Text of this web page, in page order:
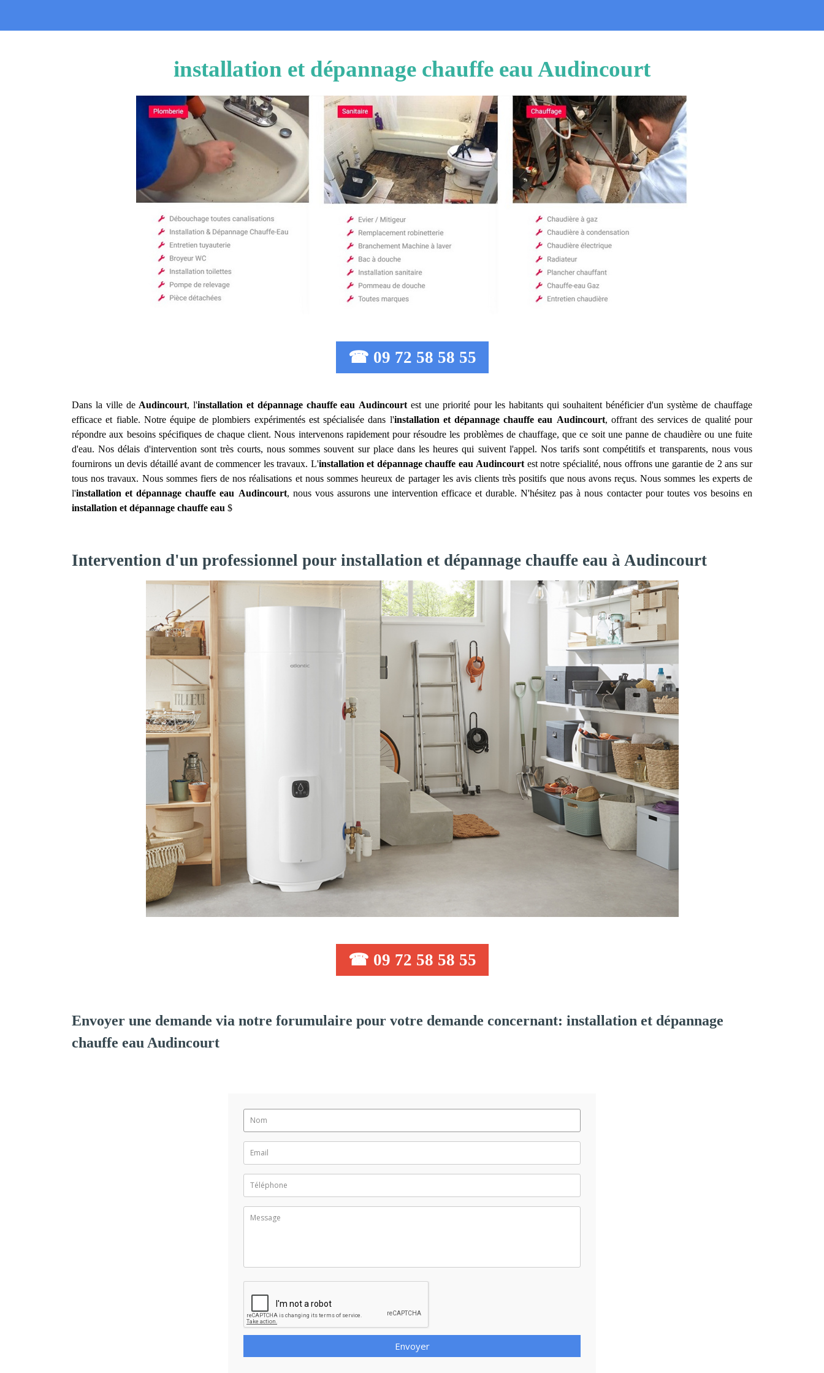
installation et dépannage chauffe eau Audincourt
☎ 09 72 58 58 55
Dans la ville de Audincourt, l'installation et dépannage chauffe eau Audincourt est une priorité pour les habitants qui souhaitent bénéficier d'un système de chauffage
efficace et fiable. Notre équipe de plombiers expérimentés est spécialisée dans l'installation et dépannage chauffe eau Audincourt, offrant des services de qualité pour
répondre aux besoins spécifiques de chaque client. Nous intervenons rapidement pour résoudre les problèmes de chauffage, que ce soit une panne de chaudière ou une fuite
d'eau. Nos délais d'intervention sont très courts, nous sommes souvent sur place dans les heures qui suivent l'appel. Nos tarifs sont compétitifs et transparents, nous vous
fournirons un devis détaillé avant de commencer les travaux. L'installation et dépannage chauffe eau Audincourt est notre spécialité, nous offrons une garantie de 2 ans sur
tous nos travaux. Nous sommes fiers de nos réalisations et nous sommes heureux de partager les avis clients très positifs que nous avons reçus. Nous sommes les experts de
l'installation et dépannage chauffe eau Audincourt, nous vous assurons une intervention efficace et durable. N'hésitez pas à nous contacter pour toutes vos besoins en
installation et dépannage chauffe eau $
Intervention d'un professionnel pour installation et dépannage chauffe eau à Audincourt
☎ 09 72 58 58 55
Envoyer une demande via notre forumulaire pour votre demande concernant: installation et dépannage
chauffe eau Audincourt
Envoyer